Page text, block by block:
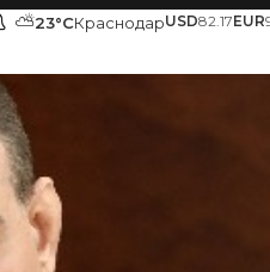
⛅23°CКраснодарUSD82.17EUR